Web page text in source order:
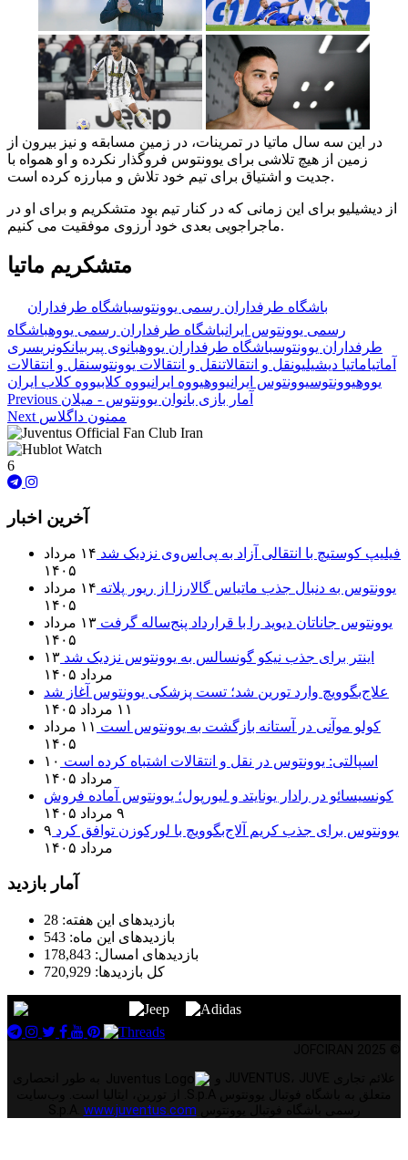
در این سه سال ماتیا در تمرینات، در زمین مسابقه و نیز بیرون از
زمین از هیچ تلاشی برای یوونتوس فروگذار نکرده و او همواه با
جدیت و اشتیاق برای تیم خود تلاش و مبارزه کرده است.
از دیشیلیو برای این زمانی که در کنار تیم بود متشکریم و برای او در
ماجراجویی بعدی خود آرزوی موفقیت می کنیم.
متشکریم ماتیا
باشگاه طرفداران رسمی یوونتوسباشگاه طرفداران
رسمی یوونتوس ایرانباشگاه طرفداران رسمی یووهباشگاه
طرفداران یوونتوسباشگاه طرفداران یووهبانوی پیر بیانکونریسری
ماتیاماتیا دیشیلیونقل و انتقالاتنقل و انتقالات یوونتوسنقل و انتقالات
یووهیوونتوسیوونتوس ایرانیووهیووه ایرانیووه کلابیووه کلاب ایران
Previous آمار بازی بانوان یوونتوس - میلان
Next ممنون داگلاس
6
آخرین اخبار
فیلیپ کوستیچ با انتقالی آزاد به پی‌اس‌وی نزدیک شد
۱۴ مرداد
۱۴۰۵
یوونتوس به دنبال جذب ماتیاس گالارزا از ریور پلاته
۱۴ مرداد
۱۴۰۵
یوونتوس جاناتان دیوید را با قرارداد پنج‌ساله گرفت
۱۳ مرداد
۱۴۰۵
اینتر برای جذب نیکو گونسالس به یوونتوس نزدیک شد ۱۳
مرداد ۱۴۰۵
علاج‌بگوویچ وارد تورین شد؛ تست پزشکی یوونتوس آغاز شد
۱۱ مرداد ۱۴۰۵
کولو موآنی در آستانه بازگشت به یوونتوس است
۱۱ مرداد
۱۴۰۵
اسپالتی: یوونتوس در نقل و انتقالات اشتباه کرده است ۱۰
مرداد ۱۴۰۵
کونسیسائو در رادار یونایتد و لیورپول؛ یوونتوس آماده فروش
۹ مرداد ۱۴۰۵
یوونتوس برای جذب کریم آلاج‌بگوویچ با لورکوزن توافق کرد ۹
مرداد ۱۴۰۵
آمار بازدید
بازدیدهای این هفته: 28
بازدیدهای این ماه: 543
بازدیدهای امسال: 178,843
کل بازدیدها: 720,929
www.juventus.com